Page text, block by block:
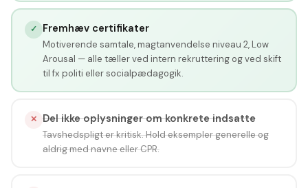
✓ Fremhæv certifikater
Motiverende samtale, magtanvendelse niveau 2, Low
Arousal — alle tæller ved intern rekruttering og ved skift
til fx politi eller socialpædagogik.
✕ Del ikke oplysninger om konkrete indsatte
Tavshedspligt er kritisk. Hold eksempler generelle og
aldrig med navne eller CPR.